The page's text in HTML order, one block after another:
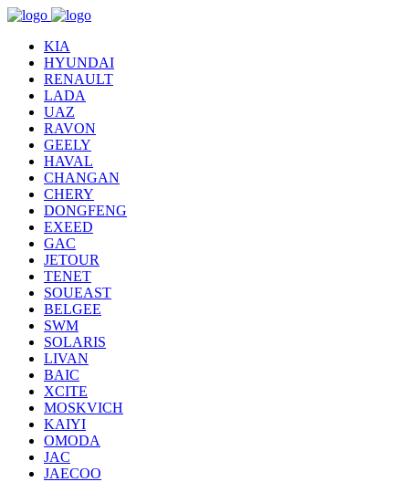
KIA
HYUNDAI
RENAULT
LADA
UAZ
RAVON
GEELY
HAVAL
CHANGAN
CHERY
DONGFENG
EXEED
GAC
JETOUR
TENET
SOUEAST
BELGEE
SWM
SOLARIS
LIVAN
BAIC
XCITE
MOSKVICH
KAIYI
OMODA
JAC
JAECOO